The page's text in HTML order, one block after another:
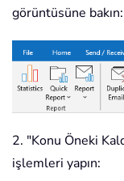
görüntüsüne bakın:
2. "Konu Öneki
işlemleri yapın: